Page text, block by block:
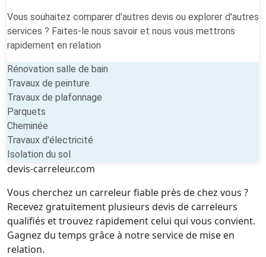
Vous souhaitez comparer d'autres devis ou explorer d'autres
services ? Faites-le nous savoir et nous vous mettrons
rapidement en relation
Rénovation salle de bain
Travaux de peinture
Travaux de plafonnage
Parquets
Cheminée
Travaux d'électricité
Isolation du sol
devis-carreleur.com
Vous cherchez un carreleur fiable près de chez vous ?
Recevez gratuitement plusieurs devis de carreleurs
qualifiés et trouvez rapidement celui qui vous convient.
Gagnez du temps grâce à notre service de mise en
relation.